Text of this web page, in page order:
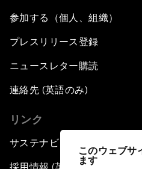
このウェブサ
ます
参加する（個人、組織）
プレスリリース登録
ニュースレター購読
連絡先 (英語のみ)
リンク
サステナビリティへの取り組み